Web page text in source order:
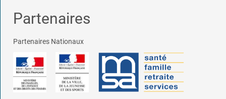
Partenaires
Partenaires Nationaux